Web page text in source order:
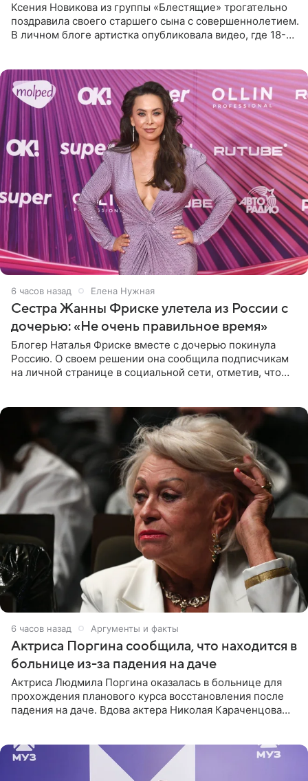
Ксения Новикова из группы «Блестящие» трогательно
поздравила своего старшего сына с совершеннолетием.
В личном блоге артистка опубликовала видео, где 18-
6 часов назад Елена Нужная
Сестра Жанны Фриске улетела из России с
дочерью: «Не очень правильное время»
Блогер Наталья Фриске вместе с дочерью покинула
Россию. О своем решении она сообщила подписчикам
на личной странице в социальной сети, отметив, что
6 часов назад Аргументы и факты
Актриса Поргина сообщила, что находится в
больнице из-за падения на даче
Актриса Людмила Поргина оказалась в больнице для
прохождения планового курса восстановления после
падения на даче. Вдова актера Николая Караченцова